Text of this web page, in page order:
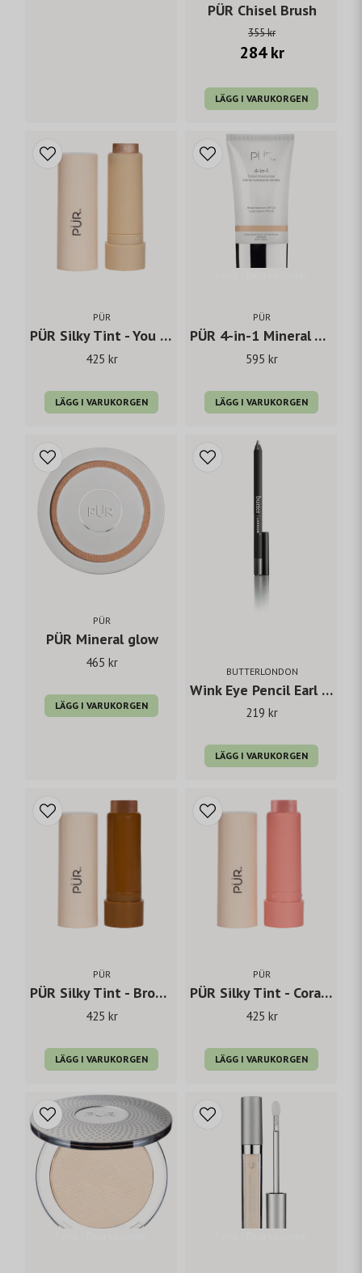
PÜR Chisel Brush
355 kr
284 kr
LÄGG I VARUKORGEN
PÜR
PÜR Silky Tint - You Go Pearl
425 kr
LÄGG I VARUKORGEN
PÜR
PÜR 4-in-1 Mineral Tinted Moisturizer
595 kr
LÄGG I VARUKORGEN
PÜR
PÜR Mineral glow
465 kr
LÄGG I VARUKORGEN
BUTTERLONDON
Wink Eye Pencil Earl Grey
219 kr
LÄGG I VARUKORGEN
PÜR
PÜR Silky Tint - Bronze Babe
425 kr
LÄGG I VARUKORGEN
PÜR
PÜR Silky Tint - Coral Cosmo
425 kr
LÄGG I VARUKORGEN